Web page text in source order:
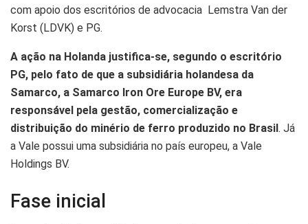
com apoio dos escritórios de advocacia Lemstra Van der
Korst (LDVK) e PG.
A ação na Holanda justifica-se, segundo o escritório
PG, pelo fato de que a subsidiária holandesa da
Samarco, a Samarco Iron Ore Europe BV, era
responsável pela gestão, comercialização e
distribuição do minério de ferro produzido no Brasil. Já
a Vale possui uma subsidiária no país europeu, a Vale
Holdings BV.
Fase inicial